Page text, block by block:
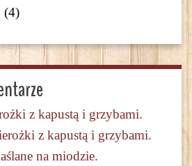
(4)
z kapustą i grzybami.
z kapustą i grzybami.
na miodzie.